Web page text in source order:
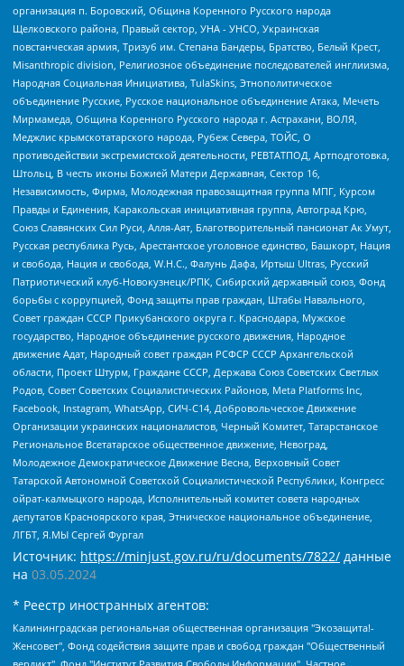
организация п. Боровский, Община Коренного Русского народа
Щелковского района, Правый сектор, УНА - УНСО, Украинская
повстанческая армия, Тризуб им. Степана Бандеры, Братство, Белый Крест,
Misanthropic division, Религиозное объединение последователей инглиизма,
Народная Социальная Инициатива, TulaSkins, Этнополитическое
объединение Русские, Русское национальное объединение Атака, Мечеть
Мирмамеда, Община Коренного Русского народа г. Астрахани, ВОЛЯ,
Меджлис крымскотатарского народа, Рубеж Севера, ТОЙС, О
противодействии экстремистской деятельности, РЕВТАТПОД, Артподготовка,
Штольц, В честь иконы Божией Матери Державная, Сектор 16,
Независимость, Фирма, Молодежная правозащитная группа МПГ, Курсом
Правды и Единения, Каракольская инициативная группа, Автоград Крю,
Союз Славянских Сил Руси, Алля-Аят, Благотворительный пансионат Ак Умут,
Русская республика Русь, Арестантское уголовное единство, Башкорт, Нация
и свобода, Нация и свобода, W.H.С., Фалунь Дафа, Иртыш Ultras, Русский
Патриотический клуб-Новокузнецк/РПК, Сибирский державный союз, Фонд
борьбы с коррупцией, Фонд защиты прав граждан, Штабы Навального,
Совет граждан СССР Прикубанского округа г. Краснодара, Мужское
государство, Народное объединение русского движения, Народное
движение Адат, Народный совет граждан РСФСР СССР Архангельской
области, Проект Штурм, Граждане СССР, Держава Союз Советских Светлых
Родов, Совет Советских Социалистических Районов, Meta Platforms Inc,
Facebook, Instagram, WhatsApp, СИЧ-С14, Добровольческое Движение
Организации украинских националистов, Черный Комитет, Татарстанское
Региональное Всетатарское общественное движение, Невоград,
Молодежное Демократическое Движение Весна, Верховный Совет
Татарской Автономной Советской Социалистической Республики, Конгресс
ойрат-калмыцкого народа, Исполнительный комитет совета народных
депутатов Красноярского края, Этническое национальное объединение,
ЛГБТ, Я.МЫ Сергей Фургал
Источник: https://minjust.gov.ru/ru/documents/7822/ данные
на 03.05.2024
* Реестр иностранных агентов:
Калининградская региональная общественная организация "Экозащита!-Женсовет", Фонд содействия защите прав и свобод граждан "Общественный вердикт", Фонд "Институт Развития Свободы Информации", Частное учреждение "Информационное агентство МЕМО. РУ", Региональная общественная организация "Общественная комиссия по сохранению наследия академика Сахарова", Фонд поддержки свободы прессы, Санкт-Петербургская общественная правозащитная организация "Гражданский контроль", Межрегиональная общественная организация "Информационно-просветительский центр "Мемориал", Региональный Фонд "Центр Защиты Прав Средств Массовой Информации", с 05.12.2023 Фонд "Центр Защиты Прав Средств массовой информации", Региональная общественная благотворительная организация помощи беженцам и мигрантам "Гражданское содействие", Негосударственное образовательное учреждение дополнительного профессионального образования (повышение квалификации) специалистов "АКАДЕМИЯ ПО ПРАВАМ ЧЕЛОВЕКА", Свердловская региональная общественная организация "Сутяжник", Автономная некоммерческая организация "Центр независимых социологических исследований", Союз общественных объединений "Российский исследовательский центр по правам человека", Региональное общественное учреждение научно-информационный центр "МЕМОРИАЛ", Некоммерческая организация "Фонд защиты гласности", Автономная некоммерческая организация "Институт прав человека", Городская общественная организация "Екатеринбургское общество "МЕМОРИАЛ", Городская общественная организация "Рязанское историко-просветительское и правозащитное общество "Мемориал" (Рязанский Мемориал), Челябинский региональный орган общественной самодеятельности – женское общественное объединение "Женщины Евразии", Челябинский региональный орган общественной самодеятельности "Уральская правозащитная группа", Фонд содействия защите здоровья и социальной справедливости имени Андрея Рылькова, Автономная Некоммерческая Организация "Аналитический Центр Юрия Левады", Автономная некоммерческая организация социальной поддержки населения "Проект Апрель", Региональная общественная организация помощи женщинам и детям, находящимся в кризисной ситуации "Информационно-методический центр "Анна", Фонд содействия развитию массовых коммуникаций и правовому просвещению "Так-так-Так", Фонд содействия устойчивому развитию "Серебряная тайга", Свердловский региональный общественный фонд социальных проектов "Новое время", "Idel.Реалии", Кавказ.Реалии, Крым.Реалии, Телеканал Настоящее Время, Татаро-башкирская служба Радио Свобода (Azatliq Radiosi), Радио Свободная Европа/Радио Свобода (PCE/PC), "Сибирь.Реалии", "Фактограф", Благотворительный фонд помощи осужденным и их семьям, Автономная некоммерческая организация "Институт глобализации и социальных движений", Фонд "В защиту прав заключенных", Частное учреждение "Центр поддержки и содействия развитию средств массовой информации", Пензенский региональный общественный благотворительный фонд "Гражданский союз", "Север.Реалии", Некоммерческая организация Фонд "Правовая инициатива", Общество с ограниченной ответственностью "Радио Свободная Европа/Радио Свобода", Чешское информационное агентство "MEDIUM-ORIENT", Красноярская региональная общественная организация "Мы против СПИДа", Камалягин Денис Николаевич, Маркелов Сергей Евгеньевич, Пономарев Лев Александрович, Савицкая Людмила Алексеевна, Автономная некоммерческая организация "Центр по работе с проблемой насилия "НАСИЛИЮ.НЕТ", Межрегиональный профессиональный союз работников здравоохранения "Альянс врачей", Юридическое лицо, зарегистрированное в Латвийской Республике, SIA "Medusa Project" (регистрационный номер 40103797863, дата регистрации 10.06.2014), Некоммерческая организация "Фонд по борьбе с коррупцией", Автономная некоммерческая организация "Институт права и публичной политики", Баданин Роман Сергеевич, Гликин Максим Александрович, Железнова Мария Михайловна, Лукьянова Юлия Сергеевна, Маетная Елизавета Витальевна, Маняхин Петр Борисович, Чуракова Ольга Владимировна, Ярош Юлия Петровна, Юридическое лицо "The Insider SIA", зарегистрированное в Риге, Латвийская Республика (дата регистрации 26.06.2015), являющееся администратором доменного имени интернет-издания "The Insider SIA", https://theins.ru, Постернак Алексей Евгеньевич, Рубин Михаил Аркадьевич, Анин Роман Александрович, Юридическое лицо Istories fonds, зарегистрированное в Латвийской Республике (регистрационный номер 50008295751, дата регистрации 24.02.2020), Великовский Дмитрий Александрович, Долинина Ирина Николаевна, Мароховская Алеся Алексеевна, Шлейнов Роман Юрьевич, Шмагун Олеся Валентиновна, Общество с ограниченной ответственностью "Альтаир 2021", Общество с ограниченной ответственностью "Вега 2021", Общество с ограниченной ответственностью "Главный редактор 2021", Общество с ограниченной ответственностью "Ромашки монолит", Важенков Артем Валерьевич, Ивановская областная общественная организация "Центр гендерных исследований", Гурман Юрий Альбертович, Медиапроект "ОВД-Инфо", Егоров Владимир Владимирович, Жилинский Владимир Александрович, Общество с ограниченной ответственностью "ЗП", Иванова София Юрьевна, Карезина Инна Павловна, Кильтау Екатерина Викторовна, Петров Алексей Викторович, Пискунов Сергей Евгеньевич, Смирнов Сергей Сергеевич, Тихонов Михаил Сергеевич, Общество с ограниченной ответственностью "ЖУРНАЛИСТ-ИНОСТРАННЫЙ АГЕНТ", Арапова Галина Юрьевна, Вольтская Татьяна Анатольевна, Американская компания "Mason G.E.S. Anonymous Foundation" (США), являющаяся владельцем интернет-издания https://mnews.world/, Компания "Stichting Bellingcat", зарегистрированная в Нидерландах (дата регистрации 11.07.2018), Захаров Андрей Вячеславович, Клепиковская Екатерина Дмитриевна, Общество с ограниченной ответственностью "МЕМО", Перл Роман Александрович, Симонов Евгений Алексеевич, Соловьева Елена Анатольевна, Сотников Даниил Владимирович, Сурначева Елизавета Дмитриевна, Автономная некоммерческая организация по защите прав человека и информированию населения "Якутия – Наше Мнение", Общество с ограниченной ответственностью "Москоу диджитал медиа", с 26.01.2023 Общество с ограниченной ответственностью "Чайка Белые сады", Ветошкина Валерия Валерьевна, Заговора Максим Александрович, Межрегиональное общественное движение "Российская ЛГБТ - сеть", Оленичев Максим Владимирович, Павлов Иван Юрьевич, Скворцова Елена Сергеевна, Общество с ограниченной ответственностью "Как бы инагент", Кочетков Игорь Викторович, Общество с ограниченной ответственностью "Честные выборы", Еланчик Олег Александрович, Общество с ограниченной ответственностью "Нобелевский призыв", Гималова Регина Эмилевна, Григорьев Андрей Валерьевич, Григорьева Алина Александровна, Ассоциация по содействию защите прав призывников, альтернативнослужащих и военнослужащих "Правозащитная группа "Гражданин.Армия.Право", Хисамова Регина Фаритовна, Автономная некоммерческая организация по реализации социально-правовых программ "Лилит", Дальневосточное общественное движение "Маяк", Санкт-Петербургская ЛГБТ-инициативная группа "Выход", Инициативная группа ЛГБТ+ "Реверс", Алексеев Андрей Викторович, Бекбулатова Таисия Львовна, Беляев Иван Михайлович, Владыкина Елена Сергеевна, Гельман Марат Александрович, Никульшина Вероника Юрьевна, Толоконникова Надежда Андреевна, Шендерович Виктор Анатольевич, Общество с ограниченной ответственностью "Данное сообщение", Общество с ограниченной ответственностью Издательский дом "Новая глава", Айнбиндер Александра Александровна, Московский комьюнити-центр для ЛГБТ+инициатив, Благотворительный фонд развития филантропии, Deutsche Welle (Германия, Kurt-Schumacher-Strasse 3, 53113 Bonn), Борзунова Мария Михайловна, Воробьев Виктор Викторович, Голубева Анна Львовна, Константинова Алла Михайловна, Малкова Ирина Владимировна, Мурадов Мурад Абдулгалимович, Осетинская Елизавета Николаевна, Понасенков Евгений Николаевич, Ганапольский Матвей Юрьевич, Киселев Евгений Алексеевич, Борухович Ирина Григорьевна, Дремин Иван Тимофеевич, Дубровский Дмитрий Викторович, Красноярская региональная общественная организация поддержки и развития альтернативных образовательных технологий и межкультурных коммуникаций "ИНТЕРРА", Маяковская Екатерина Алексеевна, Фейгин Марк Захарович, Филимонов Андрей Викторович, Дзугкоева Регина Николаевна, Доброхотов Роман Александрович, Дудь Юрий Александрович, Елкин Сергей Владимирович, Кругликов Кирилл Игоревич, Сабунаева Мария Леонидовна, Семенов Алексей Владимирович, Шаинян Карен Багратович, Шульман Екатерина Михайловна, Асафьев Артур Валерьевич, Вахштайн Виктор Семенович, Венедиктов Алексей Алексеевич, Лушникова Екатерина Евгеньевна, Волков Леонид Михайлович, Невзоров Александр Глебович, Пархоменко Сергей Борисович, Сироткин Ярослав Николаевич, Кара-Мурза Владимир Владимирович, Баранова Наталья Владимировна, Гозман Леонид Яковлевич, Кагарлицкий Борис Юльевич, Климарев Михаил Валерьевич, Милов Владимир Станиславович, Автономная некоммерческая организация Краснодарский центр современного искусства "Типография", Моргенштерн Алишер Тагирович, Соболь Любовь Эдуардовна, Общество с ограниченной ответственностью "ЛИЗА НОРМ", Каспаров Гарри Кимович, Ходорковский Михаил Борисович, Общество с ограниченной ответственностью "Апрельские тезисы", Данилович Ирина Брониславовна, Кашин Олег Владимирович, Петров Николай Владимирович, Пивоваров Алексей Владимирович, Соколов Михаил Владимирович, Цветкова Юлия Владимировна, Чичваркин Евгений Александрович, Комитет против пыток/Команда против пыток, Общество с ограниченной ответственностью "Первый научный", Общество с ограниченной ответственностью "Вертолет и ко", Белоцерковская Вероника Борисовна, Кац Максим Евгеньевич, Лазарева Татьяна Юрьевна, Шаведдинов Руслан Табризович, Яшин Илья Валерьевич, Общество с ограниченной ответственностью "Иноагент ААВ", Алешковский Дмитрий Петрович, Альбац Евгения Марковна, Быков Дмитрий Львович, Галямина Юлия Евгеньевна, Лойко Сергей Леонидович, Мартынов Кирилл Константинович, Медведев Сергей Александрович, Крашенинников Федор Геннадиевич, Гордеева Катерина Вл